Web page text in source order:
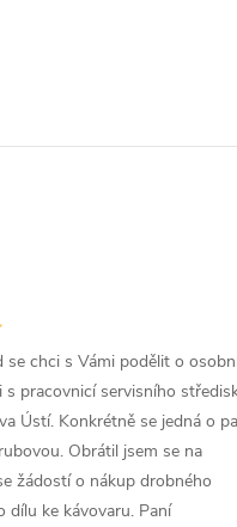
se chci s Vámi podělit o
s pracovnicí servisního
Ústí. Konkrétně se jedná o
Obrátil jsem se na
žádostí o nákup drobného
dílu ke kávovaru. Paní